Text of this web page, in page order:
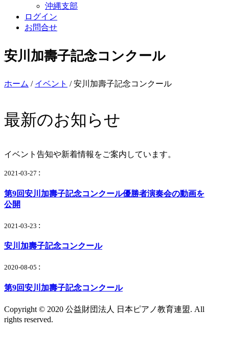
沖縄支部
ログイン
お問合せ
安川加壽子記念コンクール
ホーム / イベント / 安川加壽子記念コンクール
最新のお知らせ
イベント告知や新着情報をご案内しています。
2021-03-27 :
第9回安川加壽子記念コンクール優勝者演奏会の動画を
公開
2021-03-23 :
安川加壽子記念コンクール
2020-08-05 :
第9回安川加壽子記念コンクール
Copyright © 2020 公益財団法人 日本ピアノ教育連盟. All
rights reserved.